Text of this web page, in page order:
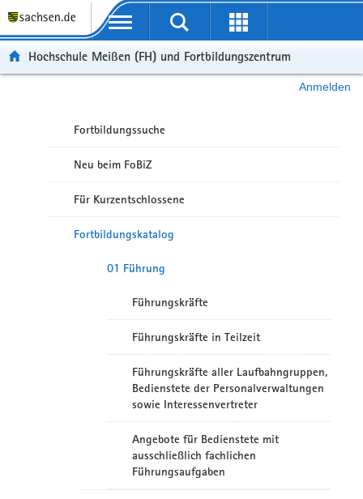
Portalübergreifende Navigation
Hochschule Meißen (FH) und Fortbildungszentrum
Anmelden
Fortbildungssuche
Neu beim FoBiZ
Für Kurzentschlossene
Fortbildungskatalog
01 Führung
Führungskräfte
Führungskräfte in Teilzeit
Führungskräfte aller Laufbahngruppen,
Bedienstete der Personalverwaltungen
sowie Interessenvertreter
Angebote für Bedienstete mit
ausschließlich fachlichen
Führungsaufgaben